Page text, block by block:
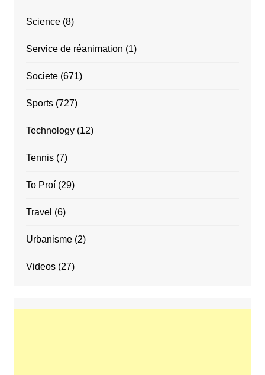
Science(8)
Service de réanimation (1)
Societe(671)
Sports(727)
Technology(12)
Tennis(7)
To Proí(29)
Travel (6)
Urbanisme(2)
Videos(27)